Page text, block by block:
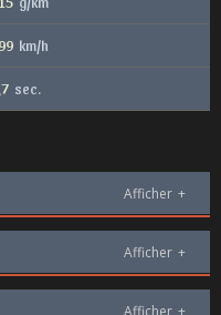
km/h
sec.
Afficher +
Afficher +
Afficher +